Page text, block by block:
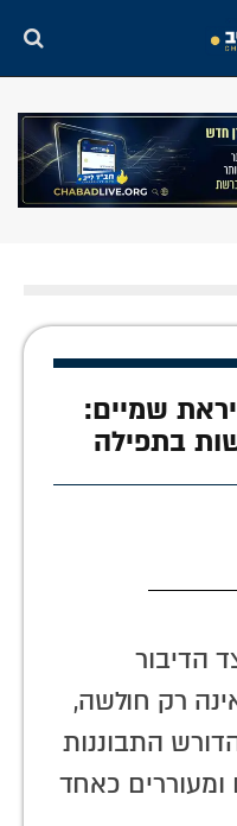
שמיים:
בתפילה
הדיבור
רק חולשה,
התבוננות
ומעוררים כאחד